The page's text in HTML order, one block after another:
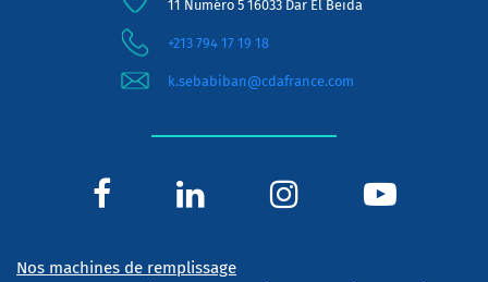
11 Numéro 5 16033 Dar El Beïda
+213 794 17 19 18
k.sebabiban@cdafrance.com
Nos machines de remplissage